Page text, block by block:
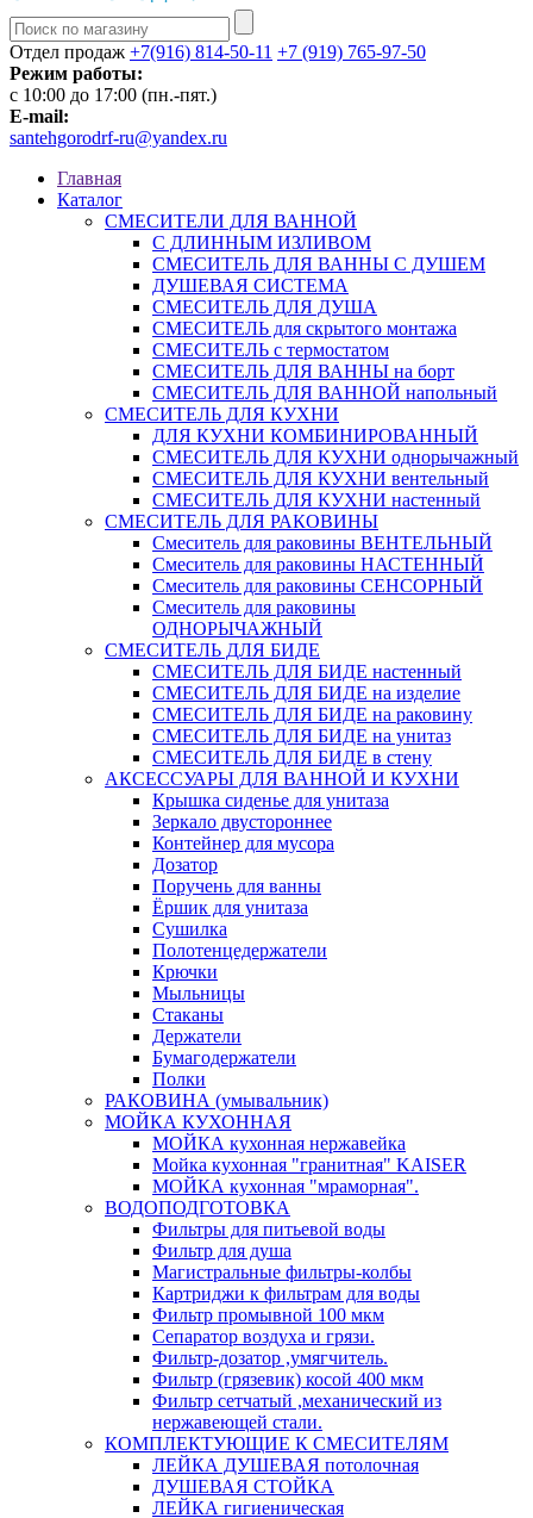
Отдел продаж +7(916) 814-50-11 +7 (919) 765-97-50
Режим работы:
c 10:00 до 17:00 (пн.-пят.)
E-mail:
santehgorodrf-ru@yandex.ru
Главная
Каталог
СМЕСИТЕЛИ ДЛЯ ВАННОЙ
С ДЛИННЫМ ИЗЛИВОМ
СМЕСИТЕЛЬ ДЛЯ ВАННЫ С ДУШЕМ
ДУШЕВАЯ СИСТЕМА
СМЕСИТЕЛЬ ДЛЯ ДУША
СМЕСИТЕЛЬ для скрытого монтажа
СМЕСИТЕЛЬ с термостатом
СМЕСИТЕЛЬ ДЛЯ ВАННЫ на борт
СМЕСИТЕЛЬ ДЛЯ ВАННОЙ напольный
СМЕСИТЕЛЬ ДЛЯ КУХНИ
ДЛЯ КУХНИ КОМБИНИРОВАННЫЙ
СМЕСИТЕЛЬ ДЛЯ КУХНИ однорычажный
СМЕСИТЕЛЬ ДЛЯ КУХНИ вентельный
СМЕСИТЕЛЬ ДЛЯ КУХНИ настенный
СМЕСИТЕЛЬ ДЛЯ РАКОВИНЫ
Смеситель для раковины ВЕНТЕЛЬНЫЙ
Смеситель для раковины НАСТЕННЫЙ
Смеситель для раковины СЕНСОРНЫЙ
Смеситель для раковины
ОДНОРЫЧАЖНЫЙ
СМЕСИТЕЛЬ ДЛЯ БИДЕ
СМЕСИТЕЛЬ ДЛЯ БИДЕ настенный
СМЕСИТЕЛЬ ДЛЯ БИДЕ на изделие
СМЕСИТЕЛЬ ДЛЯ БИДЕ на раковину
СМЕСИТЕЛЬ ДЛЯ БИДЕ на унитаз
СМЕСИТЕЛЬ ДЛЯ БИДЕ в стену
АКСЕССУАРЫ ДЛЯ ВАННОЙ И КУХНИ
Крышка сиденье для унитаза
Зеркало двустороннее
Контейнер для мусора
Дозатор
Поручень для ванны
Ёршик для унитаза
Сушилка
Полотенцедержатели
Крючки
Мыльницы
Стаканы
Держатели
Бумагодержатели
Полки
РАКОВИНА (умывальник)
МОЙКА КУХОННАЯ
МОЙКА кухонная нержавейка
Мойка кухонная "гранитная" KAISER
МОЙКА кухонная "мраморная".
ВОДОПОДГОТОВКА
Фильтры для питьевой воды
Фильтр для душа
Магистральные фильтры-колбы
Картриджи к фильтрам для воды
Фильтр промывной 100 мкм
Сепаратор воздуха и грязи.
Фильтр-дозатор ,умягчитель.
Фильтр (грязевик) косой 400 мкм
Фильтр сетчатый ,механический из
нержавеющей стали.
КОМПЛЕКТУЮЩИЕ К СМЕСИТЕЛЯМ
ЛЕЙКА ДУШЕВАЯ потолочная
ДУШЕВАЯ СТОЙКА
ЛЕЙКА гигиеническая